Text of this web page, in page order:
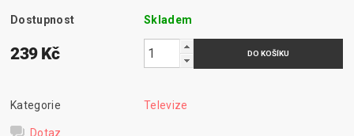
Dostupnost Skladem
239 Kč
Kategorie Televize
Dotaz